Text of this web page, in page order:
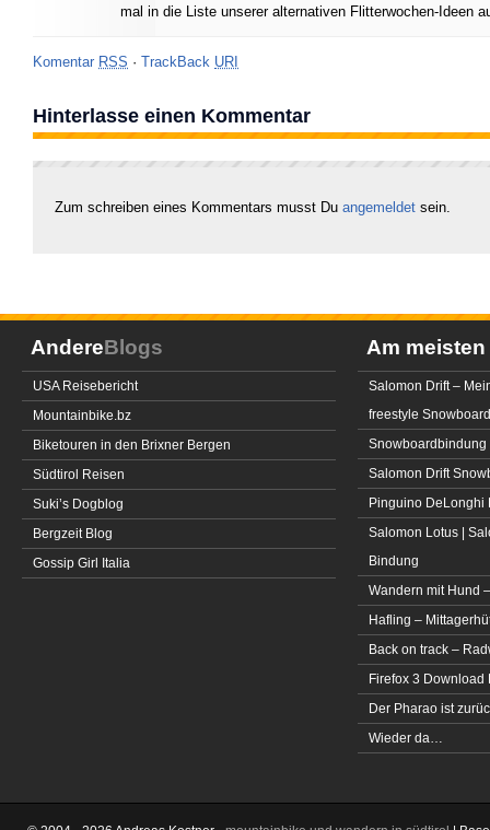
mal in die Liste unserer alternativen Flitterwochen-Ideen
Komentar RSS · TrackBack URI
Hinterlasse einen Kommentar
Zum schreiben eines Kommentars musst Du angemeldet sein.
AndereBlogs
USA Reisebericht
Mountainbike.bz
Biketouren in den Brixner Bergen
Südtirol Reisen
Suki’s Dogblog
Bergzeit Blog
Gossip Girl Italia
Am meisten
Salomon Drift –
freestyle Snowboard
Snowboardbindung
Salomon Drift
Pinguino DeLonghi
Salomon Lotus |
Bindung
Wandern mit Hund
Hafling –
Back on track –
Firefox 3 Download
Der Pharao ist
Wieder da…